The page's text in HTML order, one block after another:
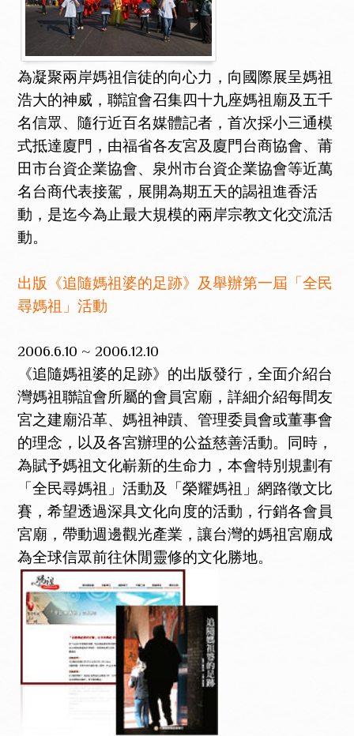
為凝聚兩岸媽祖信徒的向心力，向國際展呈媽祖
浩大的神威，聯誼會召集四十九座媽祖廟及五千
名信眾、隨行近百名媒體記者，首次採小三通模
式抵達廈門，由福省各友宮及廈門台商協會、莆
田市台資企業協會、泉州市台資企業協會等近萬
名台商代表接駕，展開為期五天的謁祖進香活
動，是迄今為止最大規模的兩岸宗教文化交流活
動。
出版《追隨媽祖婆的足跡》及舉辦第一屆「全民
尋媽祖」活動
2006.6.10 ~ 2006.12.10
《追隨媽祖婆的足跡》的出版發行，全面介紹台
灣媽祖聯誼會所屬的會員宮廟，詳細介紹每間友
宮之建廟沿革、媽祖神蹟、管理委員會或董事會
的理念，以及各宮辦理的公益慈善活動。同時，
為賦予媽祖文化嶄新的生命力，本會特別規劃有
「全民尋媽祖」活動及「榮耀媽祖」網路徵文比
賽，希望透過深具文化向度的活動，行銷各會員
宮廟，帶動週邊觀光產業，讓台灣的媽祖宮廟成
為全球信眾前往休閒靈修的文化勝地。